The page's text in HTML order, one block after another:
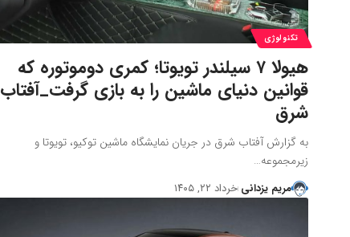
تکنولوژی
هیولا ۷ سیلندر تویوتا؛ کمری دوموتوره که
قوانین دنیای ماشین را به بازی گرفت_آفتاب
شرق
به گزارش آفتاب شرق در جریان نمایشگاه ماشین توکیو، تویوتا و
زیرمجموعه…
مریم یزدانی خرداد ۲۲, ۱۴۰۵